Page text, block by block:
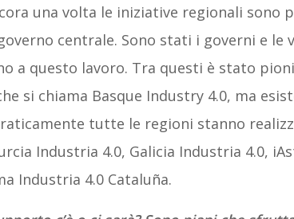
una volta le iniziative regionali sono
centrale. Sono stati i governi e
a questo lavoro. Tra questi è stato
si chiama Basque Industry 4.0, ma
tutte le regioni stanno
Industria 4.0, Galicia Industria 4.0,
Industria 4.0 Cataluña.